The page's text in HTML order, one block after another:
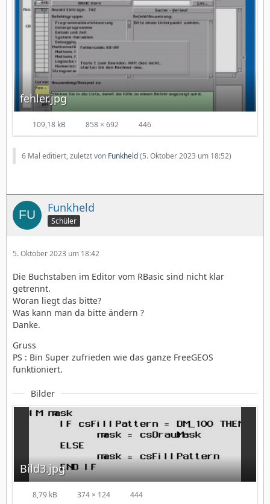
fehler.jpg
109,18 kB 858 × 692 446
6 Mal editiert, zuletzt von Funkheld(5. Oktober 2023 um 18:52)
Funkheld
Schüler
5. Oktober 2023 um 18:42
Die Buchstaben im Editor vom RBasic sind nicht klar
getrennt.
Woran liegt das bitte?
Was kann man da bitte ändern ?
Danke.
Gruss
PS : Bin Super zufrieden wie das ganze FreeGEOS
funktioniert.
Bilder
Bild3.jpg
8,79 kB 374 × 124 444